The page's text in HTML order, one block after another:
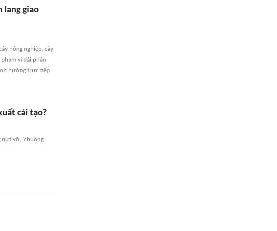
lang giao
nông nghiệp, cây
vi dải phân
hưởng trực tiếp
cải tạo?
nứt vỡ, 'chuồng